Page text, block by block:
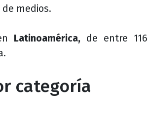
medios.
Latinoamérica, de entre 116
categoría